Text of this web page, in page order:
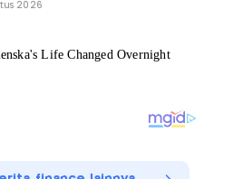
2026